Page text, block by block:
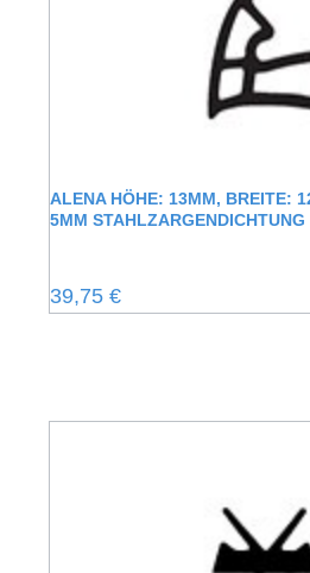
ALENA HÖHE: 13MM, BREITE:
5MM STAHLZARGENDICHTUNG
Regulärer Preis:
39,75 €